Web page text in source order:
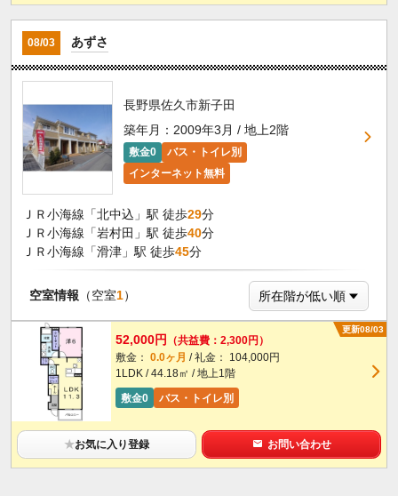
08/03 あずさ
長野県佐久市新子田
築年月：2009年3月 / 地上2階
敷金0
バス・トイレ別
インターネット無料
ＪＲ小海線「北中込」駅 徒歩29分
ＪＲ小海線「岩村田」駅 徒歩40分
ＪＲ小海線「滑津」駅 徒歩45分
空室情報 （空室1）
更新08/03
52,000円
（共益費：2,300円）
敷金： 0.0ヶ月 / 礼金： 104,000円
1LDK / 44.18㎡ / 地上1階
敷金0
バス・トイレ別
★お気に入り登録 お問い合わせ